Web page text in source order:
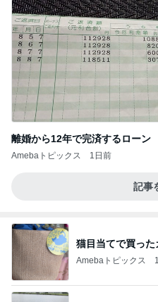
離婚から12年で完済するローン
Amebaトピックス 1日前
記事
猫目当てで買っ
Amebaトピックス